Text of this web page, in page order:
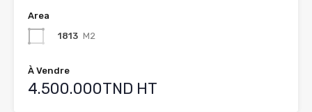
Area
1813 M2
À Vendre
4.500.000TND HT